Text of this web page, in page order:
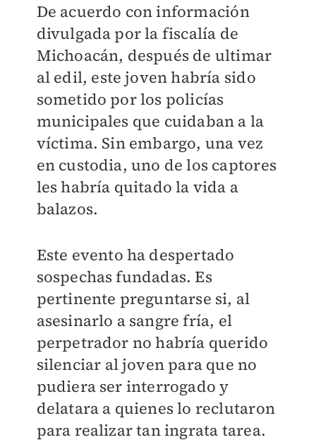
De acuerdo con información
divulgada por la fiscalía de
Michoacán, después de ultimar
al edil, este joven habría sido
sometido por los policías
municipales que cuidaban a la
víctima. Sin embargo, una vez
en custodia, uno de los captores
les habría quitado la vida a
balazos.
Este evento ha despertado
sospechas fundadas. Es
pertinente preguntarse si, al
asesinarlo a sangre fría, el
perpetrador no habría querido
silenciar al joven para que no
pudiera ser interrogado y
delatara a quienes lo reclutaron
para realizar tan ingrata tarea.